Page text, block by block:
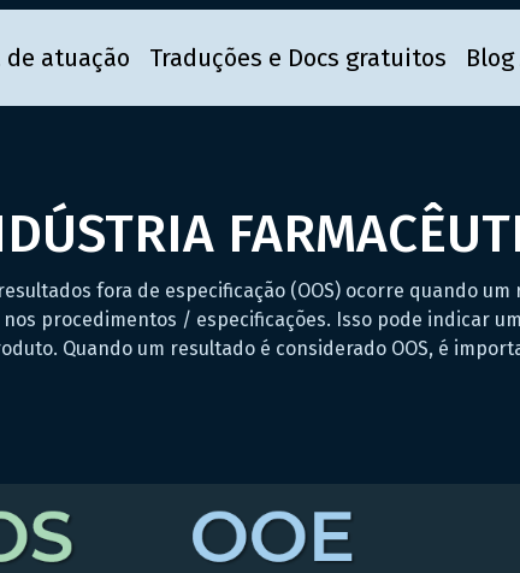
de atuação Traduções e Docs gratuitos
resultados fora de especificação (OOS) ocorre quando
procedimentos / especificações. Isso pode indicar
Quando um resultado é considerado OOS, é